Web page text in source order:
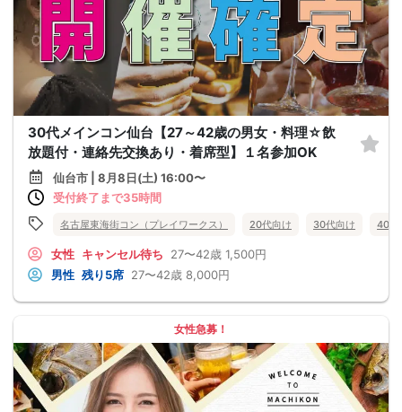
30代メインコン仙台【27～42歳の男女・料理☆飲
放題付・連絡先交換あり・着席型】１名参加OK
仙台市 | 8月8日(土) 16:00〜
受付終了まで35時間
名古屋東海街コン（プレイワークス） 20代向け 30代向け 40代
女性 キャンセル待ち 27〜42歳 1,500円
男性 残り5席 27〜42歳 8,000円
女性急募！